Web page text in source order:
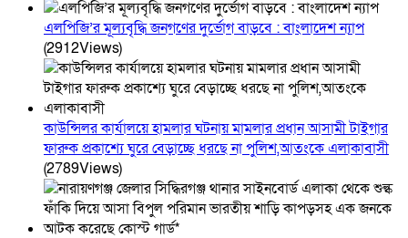
এলপিজি’র মূল্যবৃদ্ধি জনগণের দুর্ভোগ বাড়বে : বাংলাদেশ ন্যাপ
(2912Views)
কাউন্সিলর কার্যালয়ে হামলার ঘটনায় মামলার প্রধান আসামী টাইগার
ফারুক প্রকাশ্যে ঘুরে বেড়াচ্ছে ধরছে না পুলিশ,আতংকে এলাকাবাসী
(2789Views)